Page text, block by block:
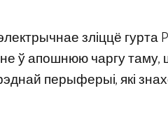
зліццё гурта
ў апошнюю чаргу таму,
перыферыі, які